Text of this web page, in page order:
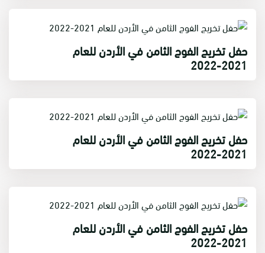
حفل تخريج الفوج الثامن في الأردن للعام
2021-2022
حفل تخريج الفوج الثامن في الأردن للعام
2021-2022
حفل تخريج الفوج الثامن في الأردن للعام
2021-2022